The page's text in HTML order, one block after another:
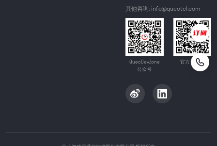
其他咨询: info@quectel.com
QuecDevZone
公众号
官方公众号